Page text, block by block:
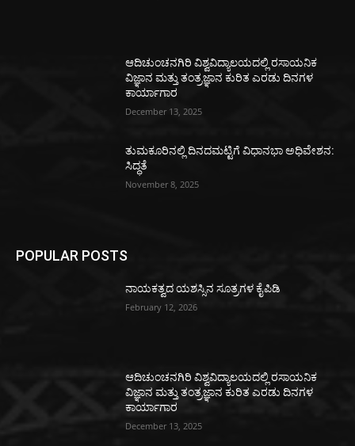
ಆದಿಚುಂಚನಗಿರಿ ವಿಶ್ವವಿದ್ಯಾಲಯದಲ್ಲಿ ರಸಾಯನಿಕ
ವಿಜ್ಞಾನ ಮತ್ತು ತಂತ್ರಜ್ಞಾನ ಕುರಿತ ಎರಡು ದಿನಗಳ
ಕಾರ್ಯಾಗಾರ
December 13, 2025
ತುಮಕೂರಿನಲ್ಲಿ ದಿನದಮಟ್ಟಿಗೆ ವಿಧಾನಭಾ ಅಧಿವೇಶನ:
ಸಿದ್ಧತೆ
November 8, 2025
POPULAR POSTS
ನಾಯಕತ್ವದ ಯಶಸ್ಸಿನ ಸೂತ್ರಗಳ ಕೈಪಿಡಿ
February 12, 2026
ಆದಿಚುಂಚನಗಿರಿ ವಿಶ್ವವಿದ್ಯಾಲಯದಲ್ಲಿ ರಸಾಯನಿಕ
ವಿಜ್ಞಾನ ಮತ್ತು ತಂತ್ರಜ್ಞಾನ ಕುರಿತ ಎರಡು ದಿನಗಳ
ಕಾರ್ಯಾಗಾರ
December 13, 2025